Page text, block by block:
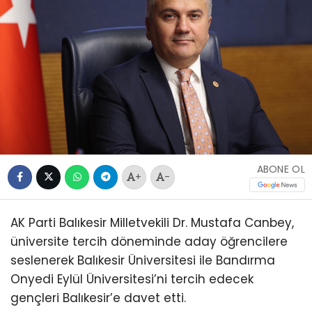
+ -
ABONE OL
AK Parti Balıkesir Milletvekili Dr. Mustafa Canbey,
üniversite tercih döneminde aday öğrencilere
seslenerek Balıkesir Üniversitesi ile Bandırma
Onyedi Eylül Üniversitesi’ni tercih edecek
gençleri Balıkesir’e davet etti.